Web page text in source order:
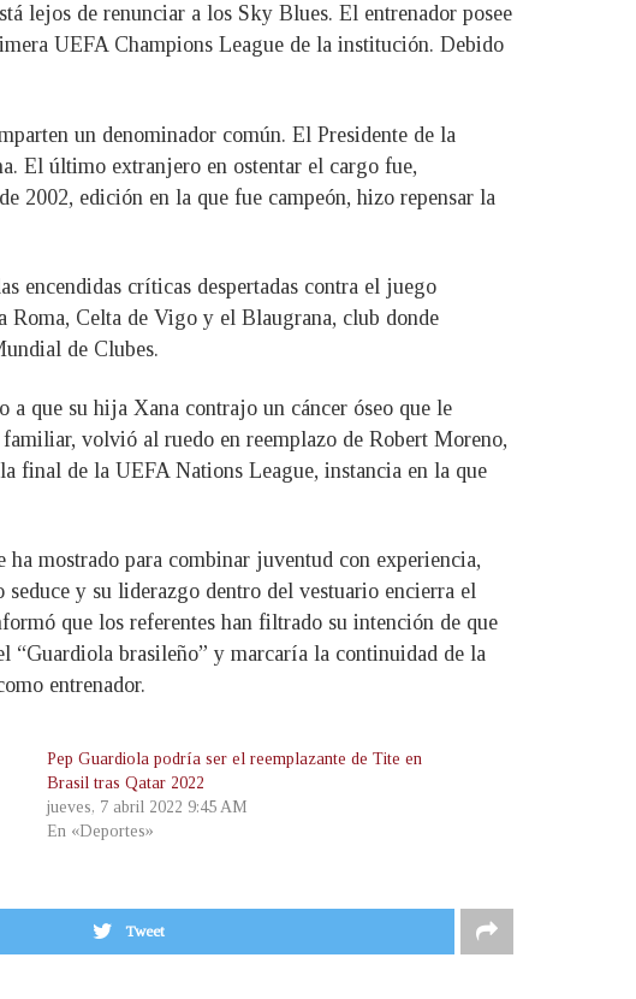
lejos de renunciar a los Sky Blues. El entrenador posee
UEFA Champions League de la institución. Debido
un denominador común. El Presidente de la
El último extranjero en ostentar el cargo fue,
2002, edición en la que fue campeón, hizo repensar la
encendidas críticas despertadas contra el juego
Roma, Celta de Vigo y el Blaugrana, club donde
de Clubes.
que su hija Xana contrajo un cáncer óseo que le
volvió al ruedo en reemplazo de Robert Moreno,
final de la UEFA Nations League, instancia en la que
mostrado para combinar juventud con experiencia,
y su liderazgo dentro del vestuario encierra el
que los referentes han filtrado su intención de que
“Guardiola brasileño” y marcaría la continuidad de la
entrenador.
Pep Guardiola podría ser el reemplazante de Tite en
Brasil tras Qatar 2022
jueves, 7 abril 2022 9:45 AM
En «Deportes»
Tweet